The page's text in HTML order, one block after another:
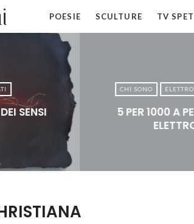
POESIE SCULTURE TV
SENSI
CHI SONO
5 PER 1000 A